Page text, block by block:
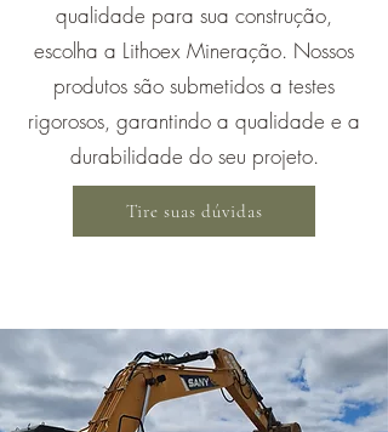
qualidade para sua construção,
escolha a Lithoex Mineração. Nossos
produtos são submetidos a testes
rigorosos, garantindo a qualidade e a
durabilidade do seu projeto.
Tire suas dúvidas